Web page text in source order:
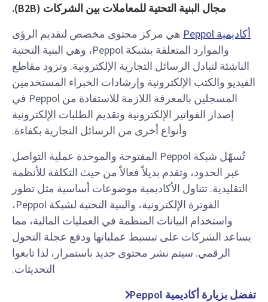
مجال البنية التحتية للمعاملات بين الشركات (B2B).
أكاديمية Peppol
هي مركز محتوى مخصص لتقديم الرؤى
والموارد المتعلقة بشبكة Peppol، وهي البنية التحتية
الناشئة لتبادل الرسائل التجارية الإلكترونية. وتزود مقاطع
الفيديو والكتب الإلكترونية وإرشادات الخبراء المستخدمين
المسجلين بالمعرفة اللازمة للاستفادة من Peppol في
إصدار الفواتير الإلكترونية وتقديم الطلبات الإلكترونية
وأنواع أخرى من الرسائل التجارية بكفاءة.
تُسهّل شبكة Peppol المفتوحة والموحدة عملية التواصل
عبر الحدود، وتقدم بديلاً فعالاً من حيث التكلفة للأنظمة
التقليدية. تتناول الأكاديمية موضوعات أساسية مثل تطور
الفوترة الإلكترونية، والبنية التحتية لشبكة Peppol،
واستخدام البيانات المنظمة في العمليات المالية، مما
يساعد الشركات على تبسيط عملياتها ودفع عجلة التحول
الرقمي. سيتم نشر محتوى جديد باستمرار، لذا تابعوا
التحديثات.
تفضل بزيارة أكاديمية Peppol